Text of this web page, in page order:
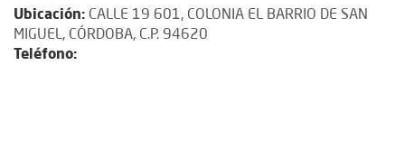
Ubicación: CALLE 19 601, COLONIA EL BARRIO DE SAN
MIGUEL, CÓRDOBA, C.P. 94620
Teléfono: